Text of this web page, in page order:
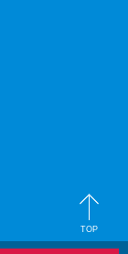
TOP